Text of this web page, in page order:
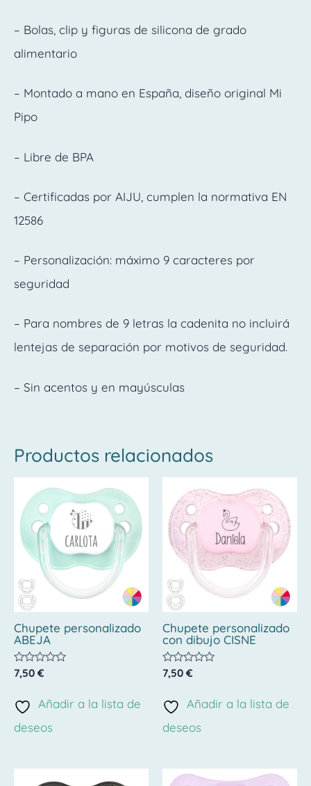
– Bolas, clip y figuras de silicona de grado
alimentario
– Montado a mano en España, diseño original Mi
Pipo
– Libre de BPA
– Certificadas por AIJU, cumplen la normativa EN
12586
– Personalización: máximo 9 caracteres por
seguridad
– Para nombres de 9 letras la cadenita no incluirá
lentejas de separación por motivos de seguridad.
– Sin acentos y en mayúsculas
Productos relacionados
Chupete personalizado
ABEJA
Valorado
con
de
5
7,50 €
Añadir a la lista de
deseos
Chupete personalizado
con dibujo CISNE
Valorado
con
de
5
7,50 €
Añadir a la lista de
deseos